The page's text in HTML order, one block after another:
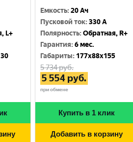
L+
Емкость:20 Ач
Пусковой ток:330 A
Полярность:Обратная, R+
Гарантия:6 мес.
Габариты: 177x88x155
5 734руб.
5 554 руб.
при обмене
Купить в 1 клик
Добавить в корзину